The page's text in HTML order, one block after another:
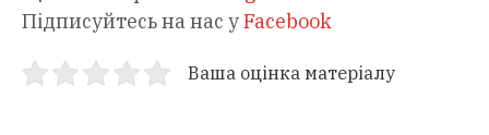
Підписуйтесь на нас уFacebook
Ваша оцінка матеріалу